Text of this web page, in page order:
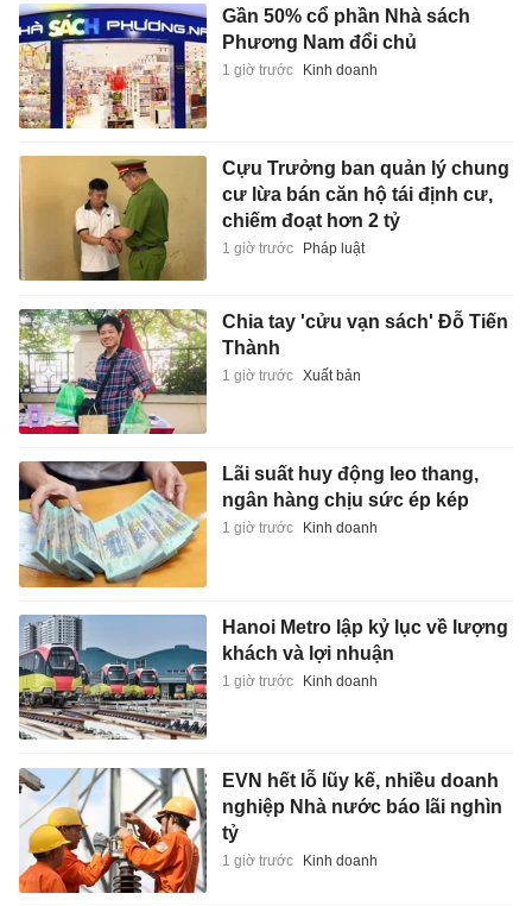
Gần 50% cổ phần Nhà sách
Phương Nam đổi chủ
1 giờ trước Kinh doanh
Cựu Trưởng ban quản lý chung
cư lừa bán căn hộ tái định cư,
chiếm đoạt hơn 2 tỷ
1 giờ trước Pháp luật
Chia tay 'cửu vạn sách' Đỗ Tiến
Thành
1 giờ trước Xuất bản
Lãi suất huy động leo thang,
ngân hàng chịu sức ép kép
1 giờ trước Kinh doanh
Hanoi Metro lập kỷ lục về lượng
khách và lợi nhuận
1 giờ trước Kinh doanh
EVN hết lỗ lũy kế, nhiều doanh
nghiệp Nhà nước báo lãi nghìn
tỷ
1 giờ trước Kinh doanh